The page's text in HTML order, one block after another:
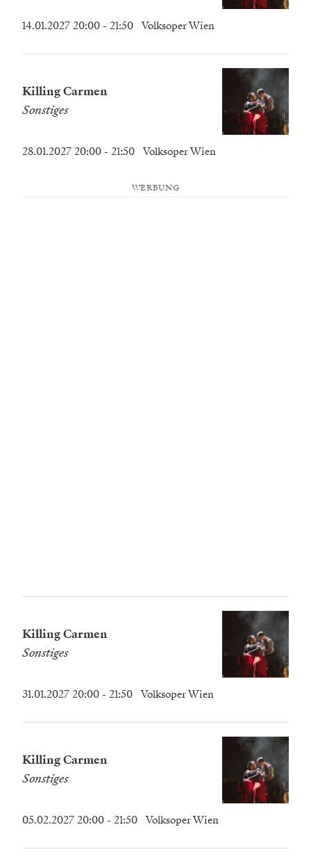
14.01.2027 20:00 - 21:50 Volksoper Wien
Killing Carmen
Sonstiges
28.01.2027 20:00 - 21:50 Volksoper Wien
WERBUNG
Killing Carmen
Sonstiges
31.01.2027 20:00 - 21:50 Volksoper Wien
Killing Carmen
Sonstiges
05.02.2027 20:00 - 21:50 Volksoper Wien